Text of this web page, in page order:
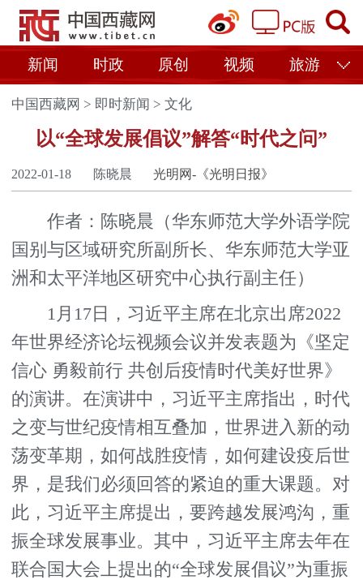
新闻 时政 原创 视频 旅游
中国西藏网 > 即时新闻 >文化
以“全球发展倡议”解答“时代之问”
2022-01-18 陈晓晨 光明网-《光明日报》
作者：陈晓晨（华东师范大学外语学院
国别与区域研究所副所长、华东师范大学亚
洲和太平洋地区研究中心执行副主任）
1月17日，习近平主席在北京出席2022
年世界经济论坛视频会议并发表题为《坚定
信心 勇毅前行 共创后疫情时代美好世界》
的演讲。在演讲中，习近平主席指出，时代
之变与世纪疫情相互叠加，世界进入新的动
荡变革期，如何战胜疫情，如何建设疫后世
界，是我们必须回答的紧迫的重大课题。对
此，习近平主席提出，要跨越发展鸿沟，重
振全球发展事业。其中，习近平主席去年在
联合国大会上提出的“全球发展倡议”为重振